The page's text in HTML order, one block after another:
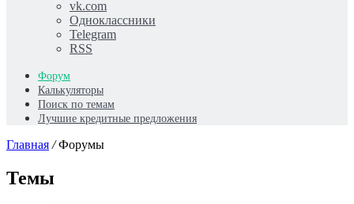
vk.com
Одноклассники
Telegram
RSS
Форум
Калькуляторы
Поиск по темам
Лучшие кредитные предложения
Главная / Форумы
Темы